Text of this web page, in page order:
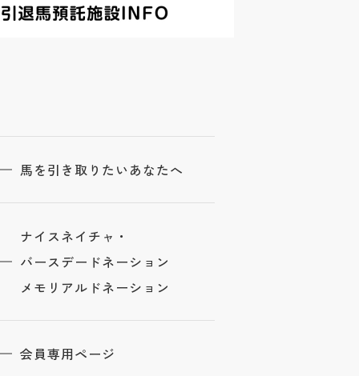
馬を引き取りたいあなたへ
ナイスネイチャ・
バースデードネーション
メモリアルドネーション
会員専用ページ